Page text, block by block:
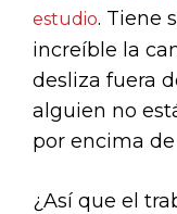
estudio. Tiene
increíble la
desliza fuera
alguien no
por encima
¿Así que el